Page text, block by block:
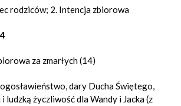
rodziców; 2. Intencja zbiorowa
za zmarłych (14)
dary Ducha Świętego,
ludzką życzliwość dla Wandy i Jacka (z